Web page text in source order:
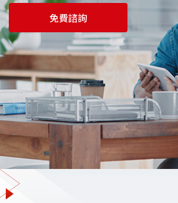
免費諮詢